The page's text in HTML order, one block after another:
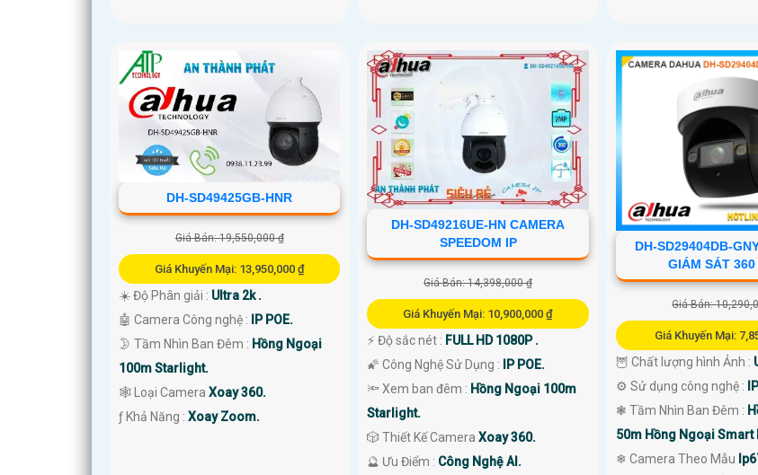
DH-SD49425GB-HNR
Giá Bán: 19,550,000 ₫
Giá Khuyến Mại: 13,950,000 ₫
☀️ Độ Phân giải : Ultra 2k .
🤖️ Camera Công nghệ :
IP POE.
🌛 Tầm Nhìn Ban Đêm : Hồng Ngoại
100m Starlight.
🕸️ Loại Camera Xoay 360.
️ƒ Khả Năng : Xoay Zoom.
DH-SD49216UE-HN CAMERA
SPEEDOM IP
Giá Bán: 14,398,000 ₫
Giá Khuyến Mại: 10,900,000 ₫
️⚡ Độ sắc nét : FULL HD 1080P .
🌠 Công Nghệ Sử Dụng :
IP POE.
🔦 Xem ban đêm : Hồng Ngoại 100m
Starlight.
🎲 Thiết Kế CameraXoay 360.
️🔮 Ưu Điểm : Công Nghệ AI.
DH-SD29404DB-
GIÁM SÁT 360
Giá Bán:
Giá Khuyến Mại:
🦉 Chất lượng hình Ảnh :
⚙ Sử dụng công nghệ :
❃ Tầm Nhìn Ban Đêm :
50m Hồng Ngoại Smart
❄ Camera Theo Mẫu